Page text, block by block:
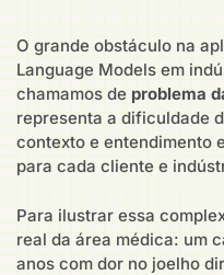
O grande obstáculo na
Language Models em
chamamos de problema
representa a dificuldade
contexto e entendimento
para cada cliente e
Para ilustrar essa
real da área médica: um
anos com dor no joelho